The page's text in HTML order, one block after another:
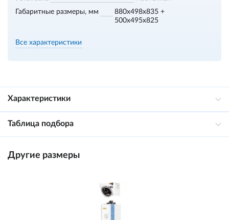
Габаритные размеры, мм
880x498x835 +
500x495x825
Все характеристики
Характеристики
Таблица подбора
Другие размеры